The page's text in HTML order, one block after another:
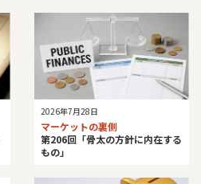
2026年7月28日
マーケットの裏側
第206回「骨太の方針に内在する
もの」